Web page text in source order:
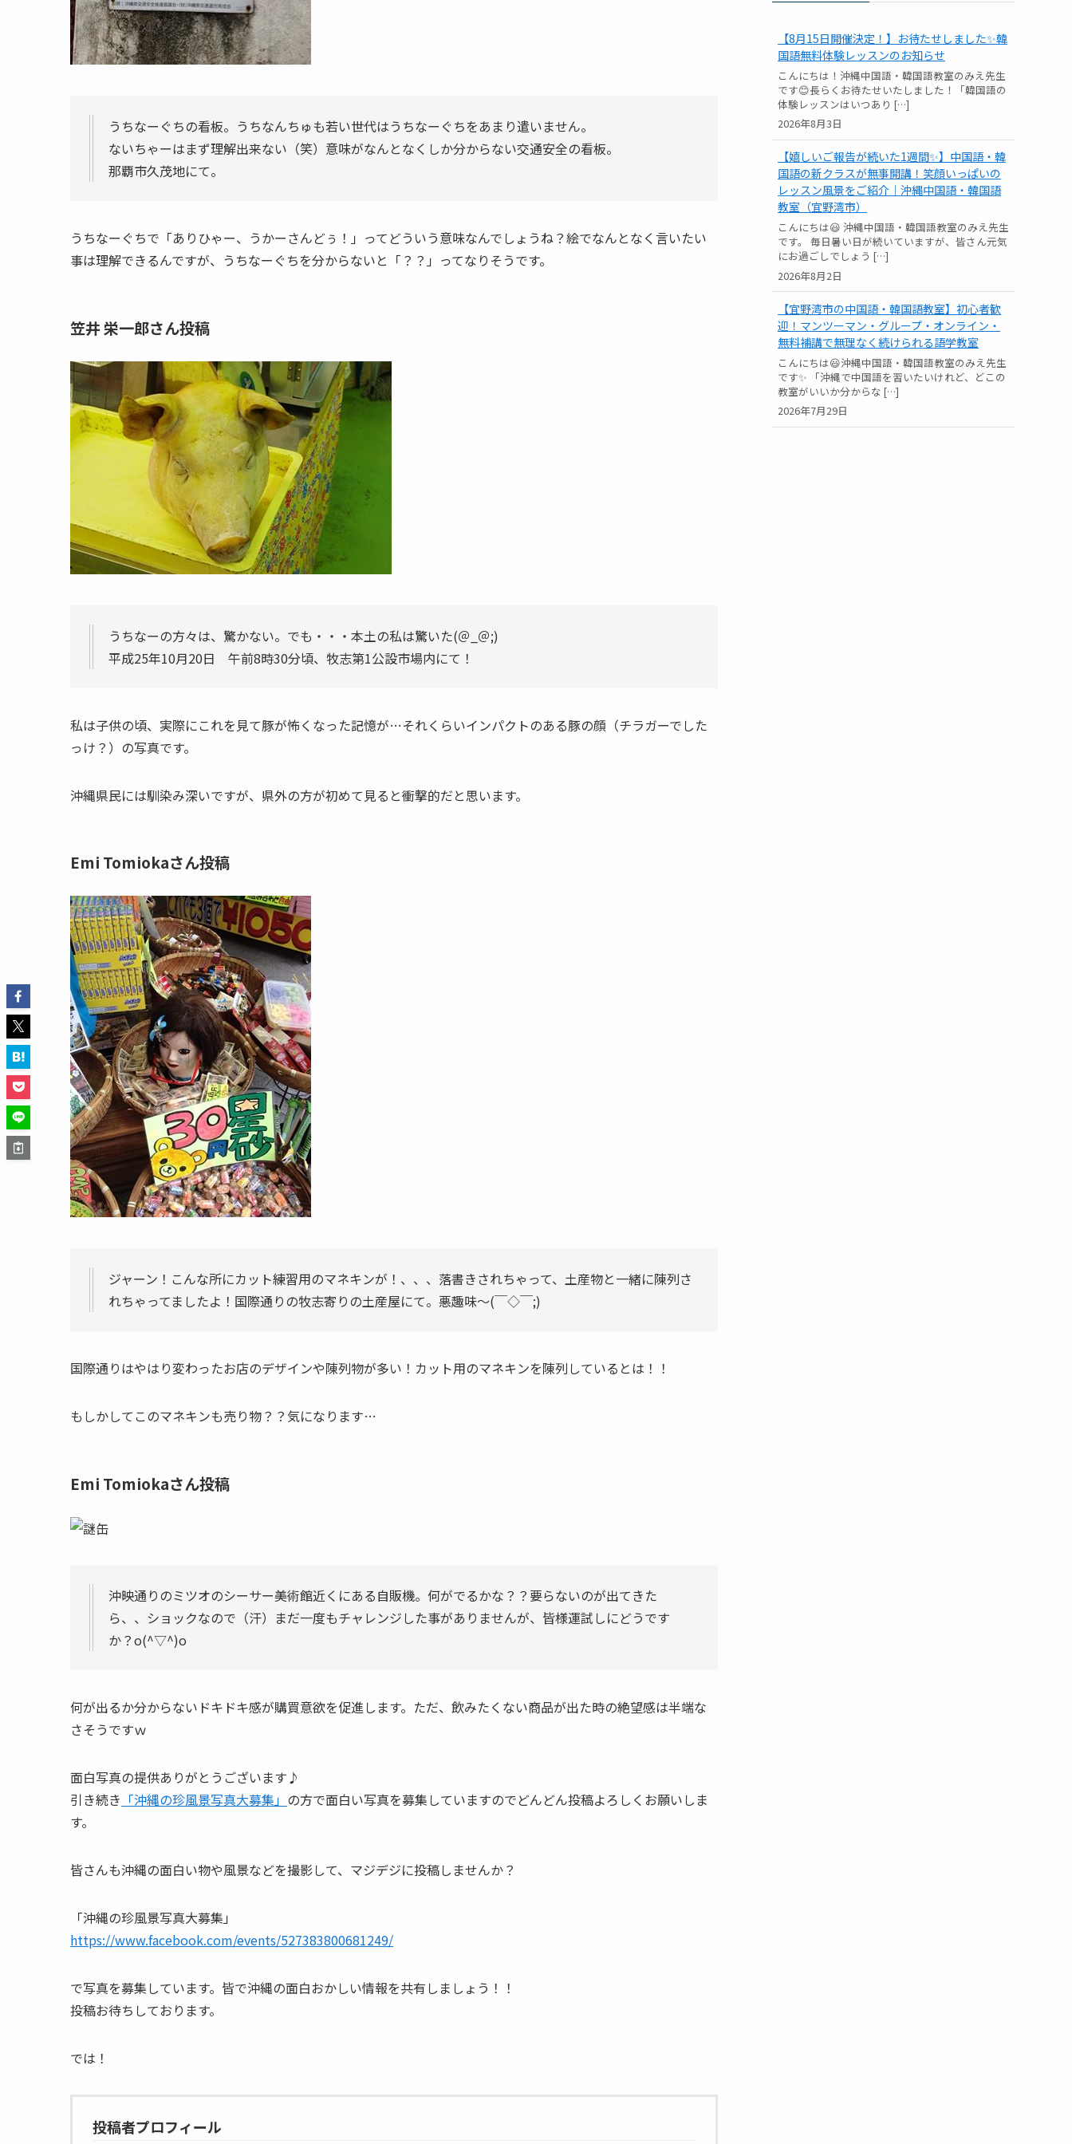
うちなーぐちの看板。うちなんちゅも若い世代はうちなーぐちをあまり遣いません。
ないちゃーはまず理解出来ない（笑）意味がなんとなくしか分からない交通安全の看板。
那覇市久茂地にて。
うちなーぐちで「ありひゃー、うかーさんどぅ！」ってどういう意味なんでしょうね？絵でなんとなく言いたい
事は理解できるんですが、うちなーぐちを分からないと「？？」ってなりそうです。
笠井 栄一郎さん投稿
うちなーの方々は、驚かない。でも・・・本土の私は驚いた(＠_＠;)
平成25年10月20日 午前8時30分頃、牧志第1公設市場内にて！
私は子供の頃、実際にこれを見て豚が怖くなった記憶が…それくらいインパクトのある豚の顔（チラガーでした
っけ？）の写真です。
沖縄県民には馴染み深いですが、県外の方が初めて見ると衝撃的だと思います。
Emi Tomiokaさん投稿
ジャーン！こんな所にカット練習用のマネキンが！、、、落書きされちゃって、土産物と一緒に陳列さ
れちゃってましたよ！国際通りの牧志寄りの土産屋にて。悪趣味〜(￣◇￣;)
国際通りはやはり変わったお店のデザインや陳列物が多い！カット用のマネキンを陳列しているとは！！
もしかしてこのマネキンも売り物？？気になります…
Emi Tomiokaさん投稿
沖映通りのミツオのシーサー美術館近くにある自販機。何がでるかな？？要らないのが出てきた
ら、、ショックなので（汗）まだ一度もチャレンジした事がありませんが、皆様運試しにどうです
か？o(^▽^)o
何が出るか分からないドキドキ感が購買意欲を促進します。ただ、飲みたくない商品が出た時の絶望感は半端な
さそうですｗ
面白写真の提供ありがとうございます♪
引き続き 「沖縄の珍風景写真大募集」 の方で面白い写真を募集していますのでどんどん投稿よろしくお願いしま
す。
皆さんも沖縄の面白い物や風景などを撮影して、マジデジに投稿しませんか？
「沖縄の珍風景写真大募集」
https://www.facebook.com/events/527383800681249/
で写真を募集しています。皆で沖縄の面白おかしい情報を共有しましょう！！
投稿お待ちしております。
では！
投稿者プロフィール
【8月15日開催決定！】お待たせしました✨韓
国語無料体験レッスンのお知らせ
2026年8月3日
こんにちは！沖縄中国語・韓国語教室のみえ先生
です😊長らくお待たせいたしました！「韓国語の
体験レッスンはいつあり […]
【嬉しいご報告が続いた1週間✨】中国語・韓
国語の新クラスが無事開講！笑顔いっぱいの
レッスン風景をご紹介｜沖縄中国語・韓国語
教室（宜野湾市）
2026年8月2日
こんにちは😃 沖縄中国語・韓国語教室のみえ先生
です。 毎日暑い日が続いていますが、皆さん元気
にお過ごしでしょう […]
【宜野湾市の中国語・韓国語教室】初心者歓
迎！マンツーマン・グループ・オンライン・
無料補講で無理なく続けられる語学教室
2026年7月29日
こんにちは😃沖縄中国語・韓国語教室のみえ先生
です✨ 「沖縄で中国語を習いたいけれど、どこの
教室がいいか分からな […]